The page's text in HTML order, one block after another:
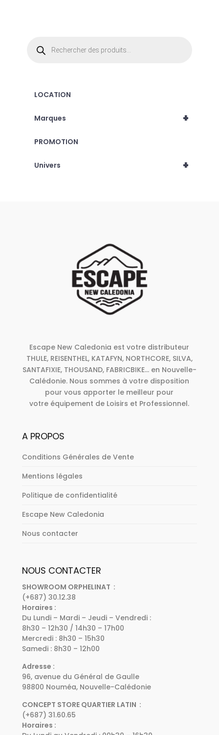
produits
LOCATION
+
Marques
PROMOTION
+
Univers
Escape New Caledonia est votre distributeur
THULE, REISENTHEL, KATAFYN, NORTHCORE, SILVA,
SANTAFIXIE, THOUSAND, FABRICBIKE... en Nouvelle-
Calédonie. Nous sommes à votre disposition
pour vous apporter le meilleur pour
votre équipement de Loisirs et Professionnel.
A PROPOS
Conditions Générales de Vente
Mentions légales
Politique de confidentialité
Escape New Caledonia
Nous contacter
NOUS CONTACTER
SHOWROOM ORPHELINAT :
(+687) 30.12.38
Horaires :
Du Lundi – Mardi – Jeudi – Vendredi :
8h30 – 12h30 / 14h30 – 17h00
Mercredi : 8h30 – 15h30
Samedi : 8h30 – 12h00
Adresse :
96, avenue du Général de Gaulle
98800 Nouméa, Nouvelle-Calédonie
CONCEPT STORE QUARTIER LATIN :
(+687) 31.60.65
Horaires :